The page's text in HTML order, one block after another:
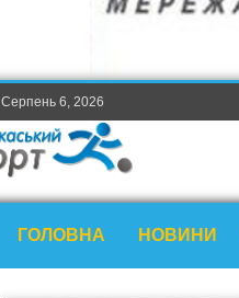
Серпень 6, 2026
ГОЛОВНА НОВИНИ